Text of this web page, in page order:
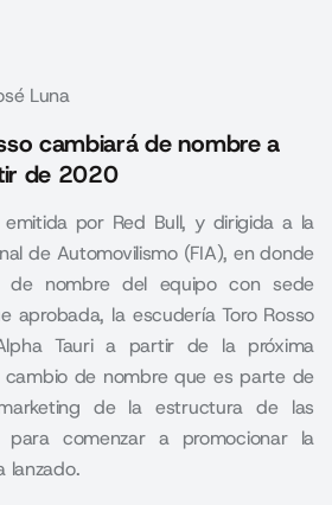
Luna
cambiará de nombre a
de 2020
por Red Bull, y dirigida a la
de Automovilismo (FIA), en donde
nombre del equipo con sede
aprobada, la escudería Toro Rosso
Tauri a partir de la próxima
de nombre que es parte de
de la estructura de las
para comenzar a promocionar la
lanzado.